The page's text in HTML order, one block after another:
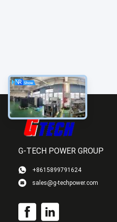
G-TECH POWER GROUP
+8615899791624
sales@g-techpower.com